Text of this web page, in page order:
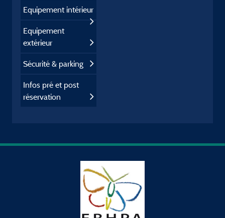
Equipement intérieur
Equipement
extérieur
Sécurité & parking
Infos pré et post
réservation